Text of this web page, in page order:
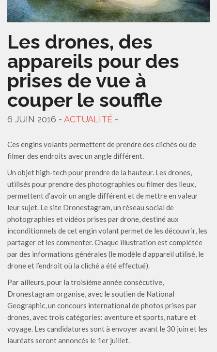
Les drones, des
appareils pour des
prises de vue à
couper le souffle
6 JUIN 2016 - ACTUALITÉ -
Ces engins volants permettent de prendre des clichés ou de
filmer des endroits avec un angle différent.
Un objet high-tech pour prendre de la hauteur. Les drones,
utilisés pour prendre des photographies ou filmer des lieux,
permettent d’avoir un angle différent et de mettre en valeur
leur sujet. Le site Dronestagram, un réseau social de
photographies et vidéos prises par drone, destiné aux
inconditionnels de cet engin volant permet de les découvrir, les
partager et les commenter. Chaque illustration est complétée
par des informations générales (le modèle d’appareil utilisé, le
drone et l’endroit où la cliché a été effectué).
Par ailleurs, pour la troisième année consécutive,
Dronestagram organise, avec le soutien de National
Geographic, un concours international de photos prises par
drones, avec trois catégories: aventure et sports, nature et
voyage. Les candidatures sont à envoyer avant le 30 juin et les
lauréats seront annoncés le 1er juillet.